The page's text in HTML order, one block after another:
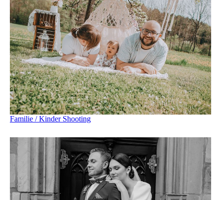
Familie / Kinder Shooting